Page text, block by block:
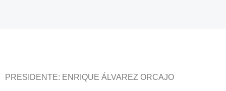
PRESIDENTE: ENRIQUE ÁLVAREZ ORCAJO